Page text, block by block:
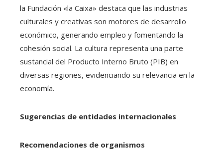
la Fundación «la Caixa» destaca que las industrias
culturales y creativas son motores de desarrollo
económico, generando empleo y fomentando la
cohesión social. La cultura representa una parte
sustancial del Producto Interno Bruto (PIB) en
diversas regiones, evidenciando su relevancia en la
economía.
Sugerencias de entidades internacionales
Recomendaciones de organismos